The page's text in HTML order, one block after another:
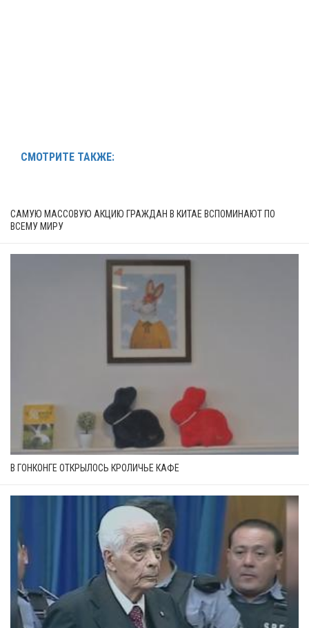
СМОТРИТЕ ТАКЖЕ:
САМУЮ МАССОВУЮ АКЦИЮ ГРАЖДАН В КИТАЕ ВСПОМИНАЮТ ПО
ВСЕМУ МИРУ
В ГОНКОНГЕ ОТКРЫЛОСЬ КРОЛИЧЬЕ КАФЕ